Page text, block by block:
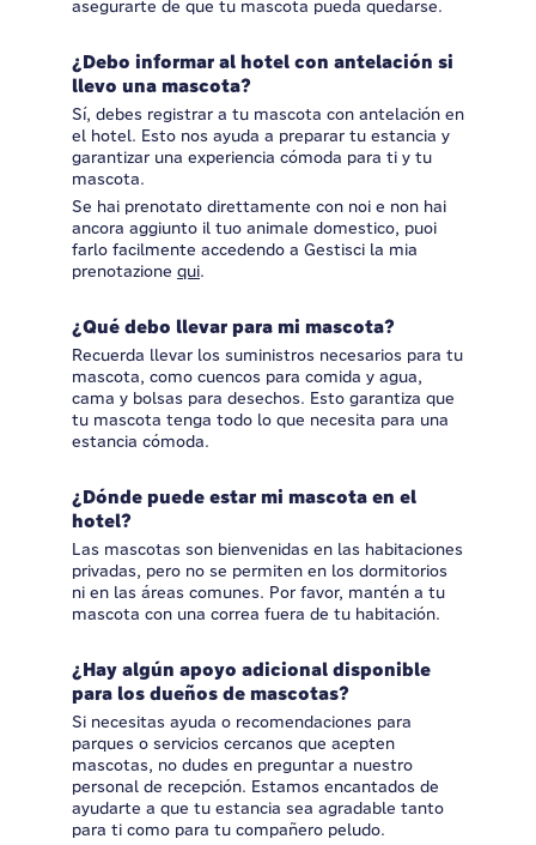
asegurarte de que tu mascota pueda quedarse.
¿Debo informar al hotel con antelación si
llevo una mascota?
Sí, debes registrar a tu mascota con antelación en
el hotel. Esto nos ayuda a preparar tu estancia y
garantizar una experiencia cómoda para ti y tu
mascota.
Se hai prenotato direttamente con noi e non hai
ancora aggiunto il tuo animale domestico, puoi
farlo facilmente accedendo a Gestisci la mia
prenotazione qui.
¿Qué debo llevar para mi mascota?
Recuerda llevar los suministros necesarios para tu
mascota, como cuencos para comida y agua,
cama y bolsas para desechos. Esto garantiza que
tu mascota tenga todo lo que necesita para una
estancia cómoda.
¿Dónde puede estar mi mascota en el
hotel?
Las mascotas son bienvenidas en las habitaciones
privadas, pero no se permiten en los dormitorios
ni en las áreas comunes. Por favor, mantén a tu
mascota con una correa fuera de tu habitación.
¿Hay algún apoyo adicional disponible
para los dueños de mascotas?
Si necesitas ayuda o recomendaciones para
parques o servicios cercanos que acepten
mascotas, no dudes en preguntar a nuestro
personal de recepción. Estamos encantados de
ayudarte a que tu estancia sea agradable tanto
para ti como para tu compañero peludo.